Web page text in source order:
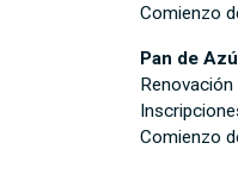
Comienzo
Pan de
Comienzo